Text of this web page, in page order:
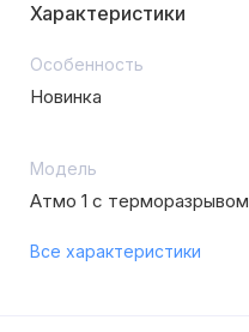
Характеристики
Особенность
Новинка
Модель
Атмо 1 с терморазрывом
Все характеристики